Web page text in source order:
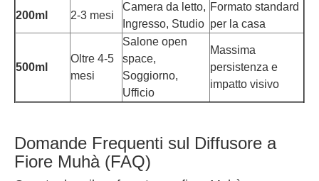
200ml 2-3 mesi
Camera da letto,
Ingresso, Studio
Formato standard
per la casa
500ml
Oltre 4-5
mesi
Salone open
space,
Soggiorno,
Ufficio
Massima
persistenza e
impatto visivo
Domande Frequenti sul Diffusore a
Fiore Muhà (FAQ)